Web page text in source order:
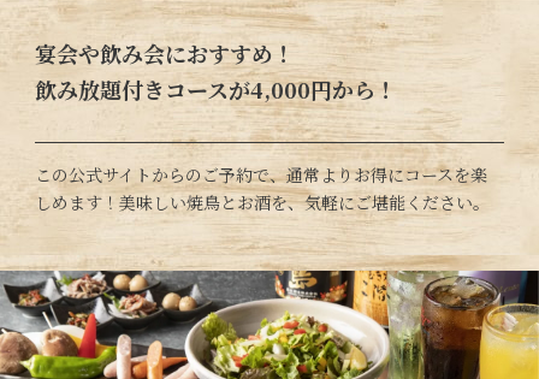
宴会や飲み会におすすめ！
飲み放題付きコースが4,000円から！
この公式サイトからのご予約で、通常よりお得にコースを楽
しめます！美味しい焼鳥とお酒を、気軽にご堪能ください。